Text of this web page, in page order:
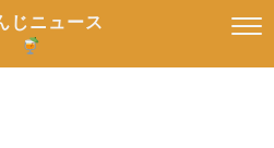
じニュース